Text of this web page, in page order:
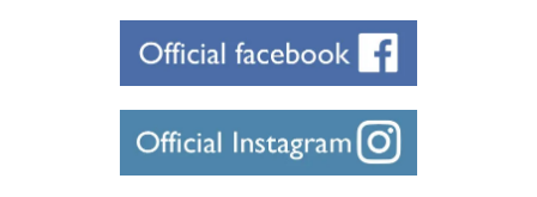
ChahChah
CLUCT
COOTIE
S/S TEE
L/S TEE
CUTSAW
JACKET
￥1,000～￥2,000
￥2,000～￥3,000
￥3,000～￥4,000
￥4,000～￥5,000